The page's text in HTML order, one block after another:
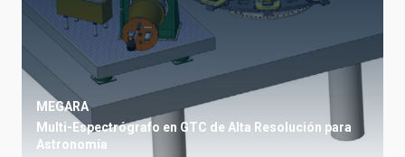
MEGARA
Multi-Espectrógrafo en GTC de Alta Resolución para
Astronomía